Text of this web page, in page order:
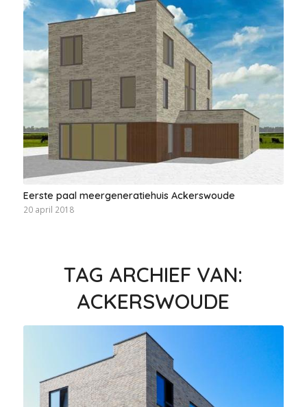
Eerste paal meergeneratiehuis Ackerswoude
20 april 2018
TAG ARCHIEF VAN:
ACKERSWOUDE